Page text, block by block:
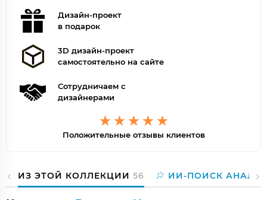
Дизайн-проект
в подарок
3D дизайн-проект
самостоятельно на сайте
Сотрудничаем с
дизайнерами
Положительные отзывы клиентов
ИЗ ЭТОЙ КОЛЛЕКЦИИ 56 ИИ-ПОИСК